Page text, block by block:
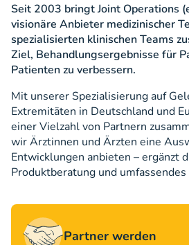
Seit 2003 bringt Joint Operations
visionäre Anbieter medizinischer
spezialisierten klinischen Teams
Ziel, Behandlungsergebnisse für
Patienten zu verbessern.
Mit unserer Spezialisierung auf
Extremitäten in Deutschland und
einer Vielzahl von Partnern
wir Ärztinnen und Ärzten eine
Entwicklungen anbieten – ergänzt
Produktberatung und
Partner werden